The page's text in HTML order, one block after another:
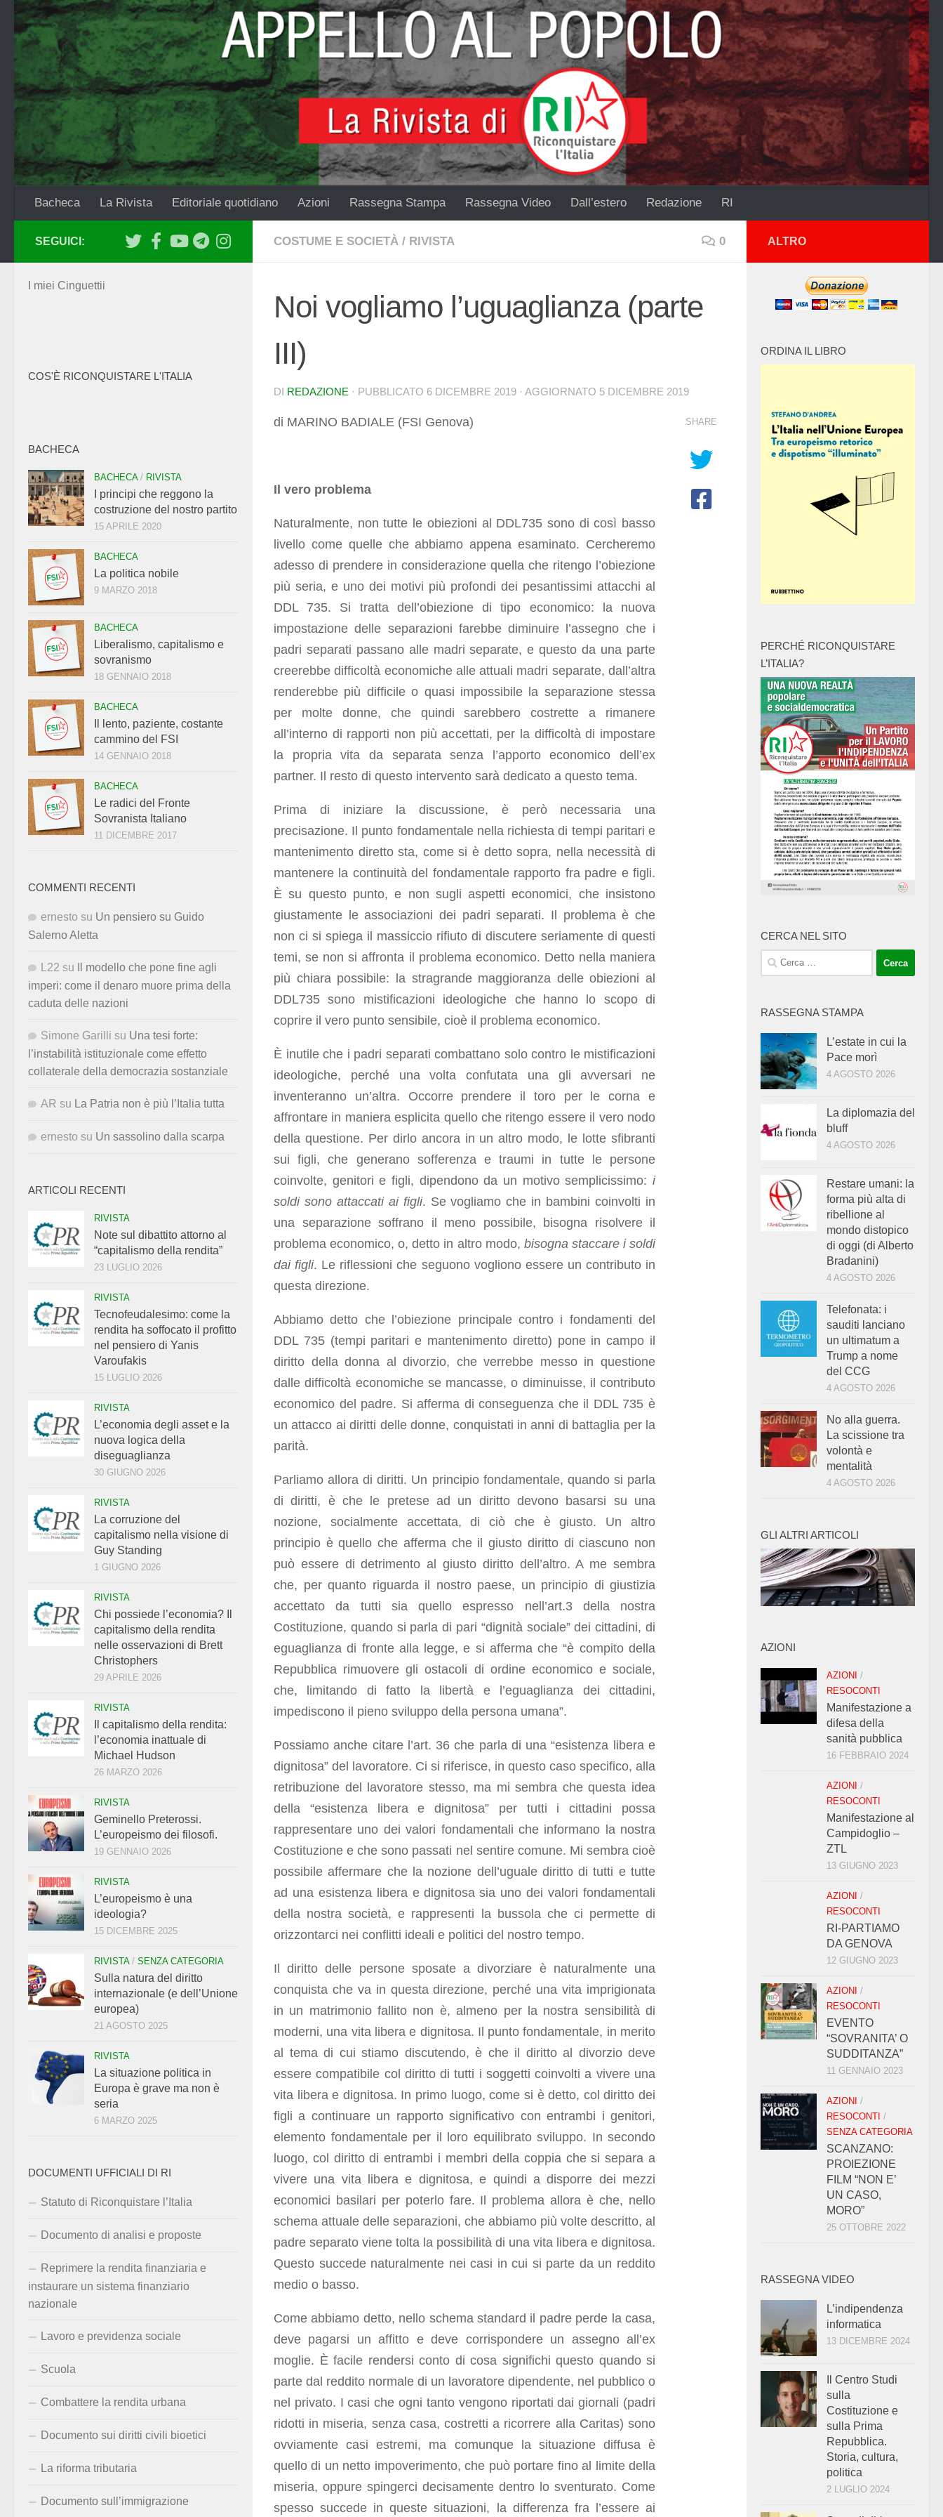
Salta al contenuto
Bacheca La Rivista Editoriale quotidiano Azioni Rassegna Stampa Rassegna Video Dall’estero Redazione RI
COSTUME E SOCIETÀ / RIVISTA 0
Noi vogliamo l’uguaglianza (parte
III)
DI REDAZIONE · PUBBLICATO 6 DICEMBRE 2019 · AGGIORNATO 5 DICEMBRE 2019
di MARINO BADIALE (FSI Genova)
Il vero problema
Naturalmente, non tutte le obiezioni al DDL735 sono di così basso
livello come quelle che abbiamo appena esaminato. Cercheremo
adesso di prendere in considerazione quella che ritengo l’obiezione
più seria, e uno dei motivi più profondi dei pesantissimi attacchi al
DDL 735. Si tratta dell’obiezione di tipo economico: la nuova
impostazione delle separazioni farebbe diminuire l’assegno che i
padri separati passano alle madri separate, e questo da una parte
creerebbe difficoltà economiche alle attuali madri separate, dall’altra
renderebbe più difficile o quasi impossibile la separazione stessa
per molte donne, che quindi sarebbero costrette a rimanere
all’interno di rapporti non più accettati, per la difficoltà di impostare
la propria vita da separata senza l’apporto economico dell’ex
partner. Il resto di questo intervento sarà dedicato a questo tema.
Prima di iniziare la discussione, è però necessaria una
precisazione. Il punto fondamentale nella richiesta di tempi paritari e
mantenimento diretto sta, come si è detto sopra, nella necessità di
mantenere la continuità del fondamentale rapporto fra padre e figli.
È su questo punto, e non sugli aspetti economici, che insistono
giustamente le associazioni dei padri separati. Il problema è che
non ci si spiega il massiccio rifiuto di discutere seriamente di questi
temi, se non si affronta il problema economico. Detto nella maniera
più chiara possibile: la stragrande maggioranza delle obiezioni al
DDL735 sono mistificazioni ideologiche che hanno lo scopo di
coprire il vero punto sensibile, cioè il problema economico.
È inutile che i padri separati combattano solo contro le mistificazioni
ideologiche, perché una volta confutata una gli avversari ne
inventeranno un’altra. Occorre prendere il toro per le corna e
affrontare in maniera esplicita quello che ritengo essere il vero nodo
della questione. Per dirlo ancora in un altro modo, le lotte sfibranti
sui figli, che generano sofferenza e traumi in tutte le persone
coinvolte, genitori e figli, dipendono da un motivo semplicissimo: i
soldi sono attaccati ai figli. Se vogliamo che in bambini coinvolti in
una separazione soffrano il meno possibile, bisogna risolvere il
problema economico, o, detto in altro modo, bisogna staccare i soldi
dai figli. Le riflessioni che seguono vogliono essere un contributo in
questa direzione.
Abbiamo detto che l’obiezione principale contro i fondamenti del
DDL 735 (tempi paritari e mantenimento diretto) pone in campo il
diritto della donna al divorzio, che verrebbe messo in questione
dalle difficoltà economiche se mancasse, o diminuisse, il contributo
economico del padre. Si afferma di conseguenza che il DDL 735 è
un attacco ai diritti delle donne, conquistati in anni di battaglia per la
parità.
Parliamo allora di diritti. Un principio fondamentale, quando si parla
di diritti, è che le pretese ad un diritto devono basarsi su una
nozione, socialmente accettata, di ciò che è giusto. Un altro
principio è quello che afferma che il giusto diritto di ciascuno non
può essere di detrimento al giusto diritto dell’altro. A me sembra
che, per quanto riguarda il nostro paese, un principio di giustizia
accettato da tutti sia quello espresso nell’art.3 della nostra
Costituzione, quando si parla di pari “dignità sociale” dei cittadini, di
eguaglianza di fronte alla legge, e si afferma che “è compito della
Repubblica rimuovere gli ostacoli di ordine economico e sociale,
che, limitando di fatto la libertà e l’eguaglianza dei cittadini,
impediscono il pieno sviluppo della persona umana”.
Possiamo anche citare l’art. 36 che parla di una “esistenza libera e
dignitosa” del lavoratore. Ci si riferisce, in questo caso specifico, alla
retribuzione del lavoratore stesso, ma mi sembra che questa idea
della “esistenza libera e dignitosa” per tutti i cittadini possa
rappresentare uno dei valori fondamentali che informano la nostra
Costituzione e che sono passati nel sentire comune. Mi sembra cioè
possibile affermare che la nozione dell’uguale diritto di tutti e tutte
ad una esistenza libera e dignitosa sia uno dei valori fondamentali
della nostra società, e rappresenti la bussola che ci permette di
orizzontarci nei conflitti ideali e politici del nostro tempo.
Il diritto delle persone sposate a divorziare è naturalmente una
conquista che va in questa direzione, perché una vita imprigionata
in un matrimonio fallito non è, almeno per la nostra sensibilità di
moderni, una vita libera e dignitosa. Il punto fondamentale, in merito
al tema di cui stiamo discutendo, è che il diritto al divorzio deve
essere compatibile col diritto di tutti i soggetti coinvolti a vivere una
vita libera e dignitosa. In primo luogo, come si è detto, col diritto dei
figli a continuare un rapporto significativo con entrambi i genitori,
elemento fondamentale per il loro equilibrato sviluppo. In secondo
luogo, col diritto di entrambi i membri della coppia che si separa a
vivere una vita libera e dignitosa, e quindi a disporre dei mezzi
economici basilari per poterlo fare. Il problema allora è che, nello
schema attuale delle separazioni, che abbiamo più volte descritto, al
padre separato viene tolta la possibilità di una vita libera e dignitosa.
Questo succede naturalmente nei casi in cui si parte da un reddito
medio o basso.
Come abbiamo detto, nello schema standard il padre perde la casa,
deve pagarsi un affitto e deve corrispondere un assegno all’ex
moglie. È facile rendersi conto di cosa significhi questo quando si
parte dal reddito normale di un lavoratore dipendente, nel pubblico o
nel privato. I casi che ogni tanto vengono riportati dai giornali (padri
ridotti in miseria, senza casa, costretti a ricorrere alla Caritas) sono
ovviamente casi estremi, ma comunque la situazione diffusa è
quello di un netto impoverimento, che può portare fino al limite della
miseria, oppure spingerci decisamente dentro lo sventurato. Come
spesso succede in queste situazioni, la differenza fra l’essere ai
SHARE
SEGUICI:
I miei Cinguettii
COS'È RICONQUISTARE L'ITALIA
BACHECA
BACHECA/ RIVISTA
I principi che reggono la
costruzione del nostro partito
15 APRILE 2020
BACHECA
La politica nobile
9 MARZO 2018
BACHECA
Liberalismo, capitalismo e
sovranismo
18 GENNAIO 2018
BACHECA
Il lento, paziente, costante
cammino del FSI
14 GENNAIO 2018
BACHECA
Le radici del Fronte
Sovranista Italiano
11 DICEMBRE 2017
COMMENTI RECENTI
ernesto su Un pensiero su Guido
Salerno Aletta
L22 su
Il modello che pone fine agli
imperi: come il denaro muore prima della
caduta delle nazioni
Simone Garilli su Una tesi forte:
l’instabilità istituzionale come effetto
collaterale della democrazia sostanziale
AR su La Patria non è più l’Italia tutta
ernesto su Un sassolino dalla scarpa
ARTICOLI RECENTI
RIVISTA
Note sul dibattito attorno al
“capitalismo della rendita”
23 LUGLIO 2026
RIVISTA
Tecnofeudalesimo: come la
rendita ha soffocato il profitto
nel pensiero di Yanis
Varoufakis
15 LUGLIO 2026
RIVISTA
L’economia degli asset e la
nuova logica della
diseguaglianza
30 GIUGNO 2026
RIVISTA
La corruzione del
capitalismo nella visione di
Guy Standing
1 GIUGNO 2026
RIVISTA
Chi possiede l’economia? Il
capitalismo della rendita
nelle osservazioni di Brett
Christophers
29 APRILE 2026
RIVISTA
Il capitalismo della rendita:
l’economia inattuale di
Michael Hudson
26 MARZO 2026
RIVISTA
Geminello Preterossi.
L’europeismo dei filosofi.
19 GENNAIO 2026
RIVISTA
L’europeismo è una
ideologia?
15 DICEMBRE 2025
RIVISTA/ SENZA CATEGORIA
Sulla natura del diritto
internazionale (e dell’Unione
europea)
21 AGOSTO 2025
RIVISTA
La situazione politica in
Europa è grave ma non è
seria
6 MARZO 2025
DOCUMENTI UFFICIALI DI RI
Statuto di Riconquistare l’Italia
Documento di analisi e proposte
Reprimere la rendita finanziaria e
instaurare un sistema finanziario
nazionale
Lavoro e previdenza sociale
Scuola
Combattere la rendita urbana
Documento sui diritti civili bioetici
La riforma tributaria
Documento sull’immigrazione
ALTRO
ORDINA IL LIBRO
PERCHÉ RICONQUISTARE
L’ITALIA?
CERCA NEL SITO
Ricerca
per:
RASSEGNA STAMPA
L’estate in cui la
Pace morì
4 AGOSTO 2026
La diplomazia del
bluff
4 AGOSTO 2026
Restare umani: la
forma più alta di
ribellione al
mondo distopico
di oggi (di Alberto
Bradanini)
4 AGOSTO 2026
Telefonata: i
sauditi lanciano
un ultimatum a
Trump a nome
del CCG
4 AGOSTO 2026
No alla guerra.
La scissione tra
volontà e
mentalità
4 AGOSTO 2026
GLI ALTRI ARTICOLI
AZIONI
AZIONI /
RESOCONTI
Manifestazione a
difesa della
sanità pubblica
16 FEBBRAIO 2024
AZIONI /
RESOCONTI
Manifestazione al
Campidoglio –
ZTL
13 GIUGNO 2023
AZIONI /
RESOCONTI
RI-PARTIAMO
DA GENOVA
12 GIUGNO 2023
AZIONI /
RESOCONTI
EVENTO
“SOVRANITA’ O
SUDDITANZA”
11 GENNAIO 2023
AZIONI /
RESOCONTI /
SENZA CATEGORIA
SCANZANO:
PROIEZIONE
FILM “NON E’
UN CASO,
MORO”
25 OTTOBRE 2022
RASSEGNA VIDEO
L’indipendenza
informatica
13 DICEMBRE 2024
Il Centro Studi
sulla
Costituzione e
sulla Prima
Repubblica.
Storia, cultura,
politica
2 LUGLIO 2024